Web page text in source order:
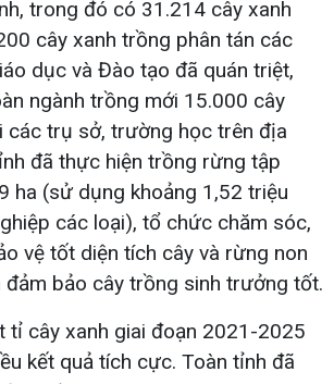
trong đó có 31.214 cây xanh
cây xanh trồng phân tán các
dục và Đào tạo đã quán triệt,
ngành trồng mới 15.000 cây
các trụ sở, trường học trên địa
đã thực hiện trồng rừng tập
ha (sử dụng khoảng 1,52 triệu
các loại), tổ chức chăm sóc,
vệ tốt diện tích cây và rừng non
đảm bảo cây trồng sinh trưởng tốt.
tỉ cây xanh giai đoạn 2021-2025
kết quả tích cực. Toàn tỉnh đã